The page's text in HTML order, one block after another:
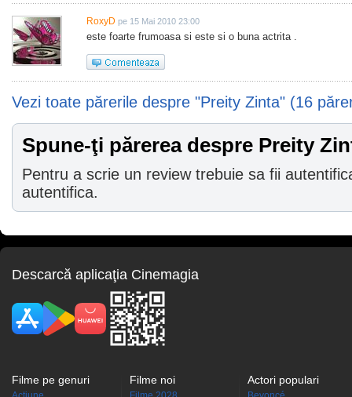
RoxyD pe 15 Mai 2010 23:00
este foarte frumoasa si este si o buna actrita .
Vezi toate părerile despre "Preity Zinta" (16
Spune-ţi părerea despre Preity
Pentru a scrie un review trebuie sa fii
autentifica.
Descarcă aplicaţia Cinemagia
Filme pe genuri Filme noi Actori populari